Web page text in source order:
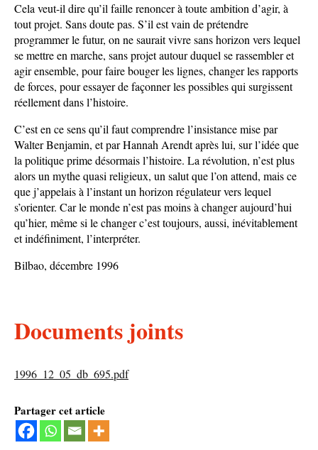
Cela veut-il dire qu’il faille renoncer à toute ambition d’agir, à
tout projet. Sans doute pas. S’il est vain de prétendre
programmer le futur, on ne saurait vivre sans horizon vers lequel
se mettre en marche, sans projet autour duquel se rassembler et
agir ensemble, pour faire bouger les lignes, changer les rapports
de forces, pour essayer de façonner les possibles qui surgissent
réellement dans l’histoire.
C’est en ce sens qu’il faut comprendre l’insistance mise par
Walter Benjamin, et par Hannah Arendt après lui, sur l’idée que
la politique prime désormais l’histoire. La révolution, n’est plus
alors un mythe quasi religieux, un salut que l’on attend, mais ce
que j’appelais à l’instant un horizon régulateur vers lequel
s’orienter. Car le monde n’est pas moins à changer aujourd’hui
qu’hier, même si le changer c’est toujours, aussi, inévitablement
et indéfiniment, l’interpréter.
Bilbao, décembre 1996
Documents joints
1996_12_05_db_695.pdf
Partager cet article